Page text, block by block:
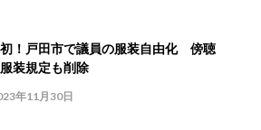
！戸田市で議員の服装自由化 傍聴
装規定も削除
年11月30日